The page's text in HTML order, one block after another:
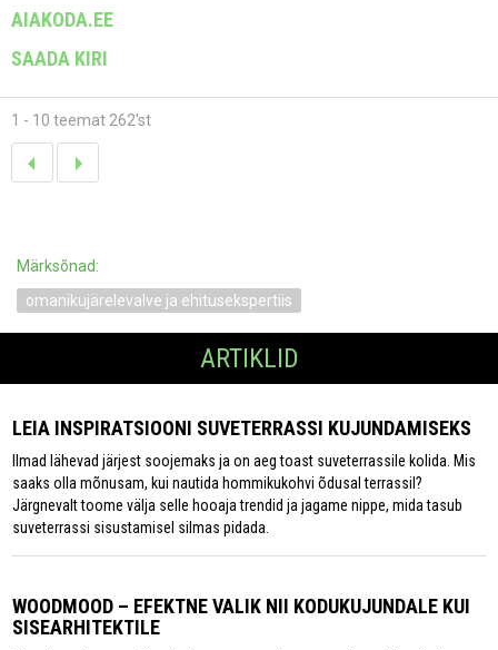
AIAKODA.EE
SAADA KIRI
1 - 10 teemat 262'st
Märksõnad:
omanikujärelevalve ja ehitusekspertiis
ARTIKLID
LEIA INSPIRATSIOONI SUVETERRASSI KUJUNDAMISEKS
Ilmad lähevad järjest soojemaks ja on aeg toast suveterrassile kolida. Mis
saaks olla mõnusam, kui nautida hommikukohvi õdusal terrassil?
Järgnevalt toome välja selle hooaja trendid ja jagame nippe, mida tasub
suveterrassi sisustamisel silmas pidada.
WOODMOOD – EFEKTNE VALIK NII KODUKUJUNDALE KUI
SISEARHITEKTILE